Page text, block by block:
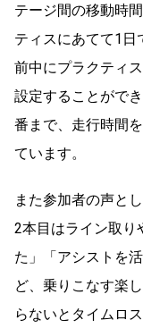
テージ間の移動時
ティスにあてて1日
前中にプラクティ
設定することがで
番まで、走行時間
ています。
また参加者の声と
2本目はライン取り
た」「アシストを
ど、乗りこなす楽
らないとタイムロ